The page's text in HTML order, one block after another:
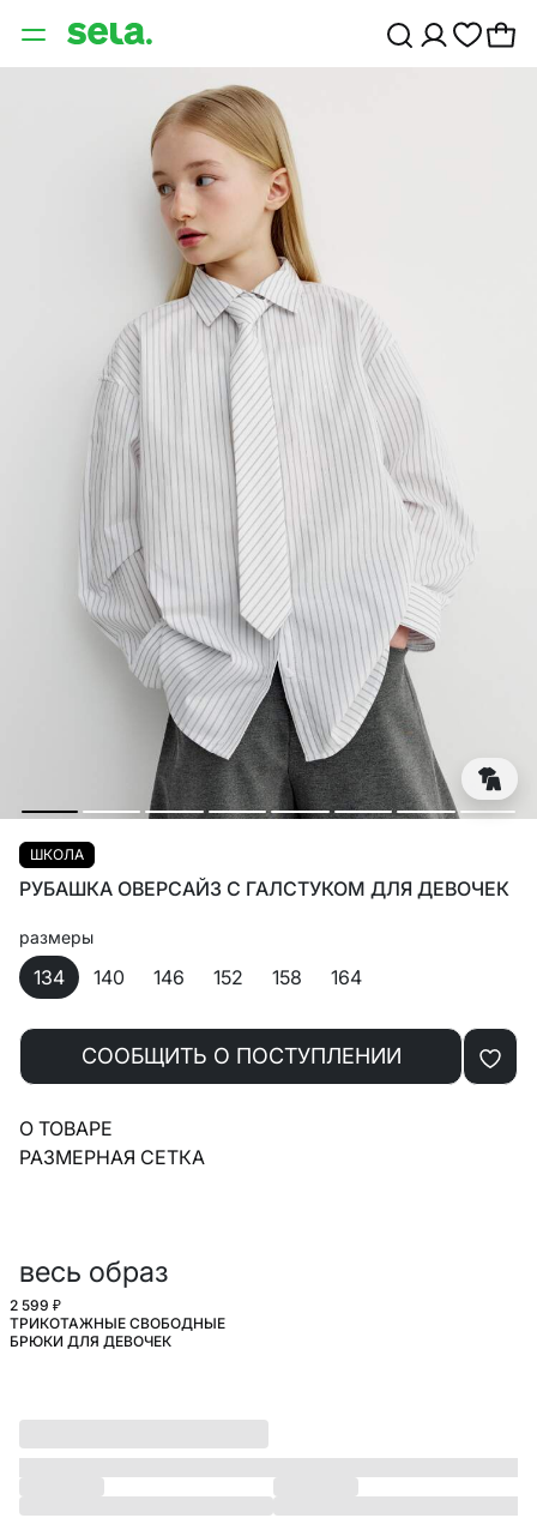
ШКОЛА
РУБАШКА ОВЕРСАЙЗ С ГАЛСТУКОМ ДЛЯ ДЕВОЧЕК
размеры
134 140 146 152 158 164
СООБЩИТЬ О ПОСТУПЛЕНИИ
О ТОВАРЕ
РАЗМЕРНАЯ СЕТКА
весь образ
ШКОЛА
2 599 ₽
ТРИКОТАЖНЫЕ СВОБОДНЫЕ
БРЮКИ ДЛЯ ДЕВОЧЕК